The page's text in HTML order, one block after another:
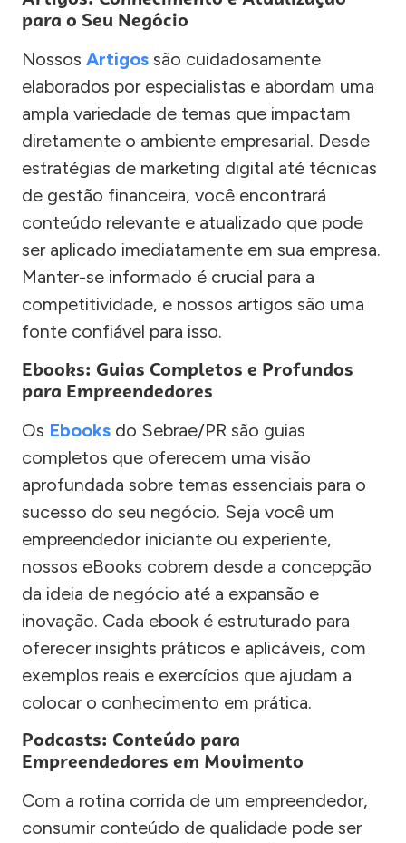
para o Seu Negócio
Nossos Artigos são cuidadosamente
elaborados por especialistas e abordam uma
ampla variedade de temas que impactam
diretamente o ambiente empresarial. Desde
estratégias de marketing digital até técnicas
de gestão financeira, você encontrará
conteúdo relevante e atualizado que pode
ser aplicado imediatamente em sua empresa.
Manter-se informado é crucial para a
competitividade, e nossos artigos são uma
fonte confiável para isso.
Ebooks: Guias Completos e Profundos
para Empreendedores
Os Ebooks do Sebrae/PR são guias
completos que oferecem uma visão
aprofundada sobre temas essenciais para o
sucesso do seu negócio. Seja você um
empreendedor iniciante ou experiente,
nossos eBooks cobrem desde a concepção
da ideia de negócio até a expansão e
inovação. Cada ebook é estruturado para
oferecer insights práticos e aplicáveis, com
exemplos reais e exercícios que ajudam a
colocar o conhecimento em prática.
Podcasts: Conteúdo para
Empreendedores em Movimento
Com a rotina corrida de um empreendedor,
consumir conteúdo de qualidade pode ser